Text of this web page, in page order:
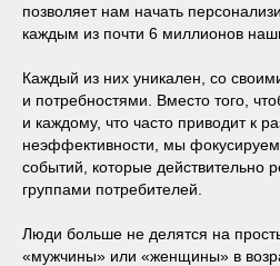
позволяет нам начать
каждым из почти 6 миллионов
Каждый из них уникален, со
и потребностями. Вместо того,
и каждому, что часто приводит к
неэффективности, мы
событий, которые действительно
группами потребителей.
Люди больше не делятся на
«мужчины» или «женщины» в